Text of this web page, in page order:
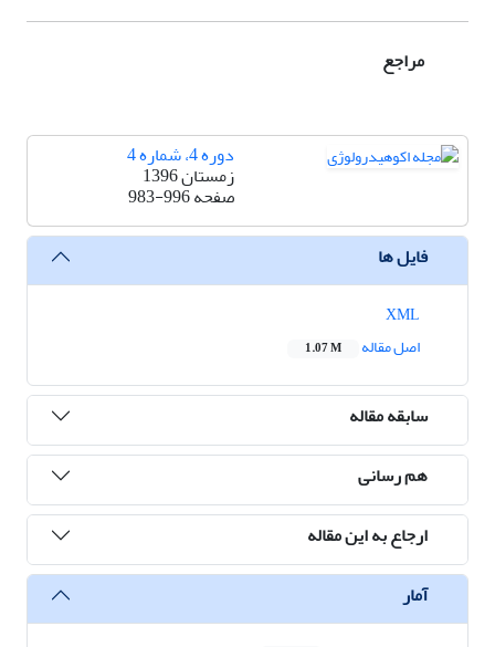
مراجع
دوره 4، شماره 4
زمستان 1396
صفحه983-996
فایل ها
اصل مقاله
1.07 M
سابقه مقاله
هم رسانی
ارجاع به این مقاله
آمار